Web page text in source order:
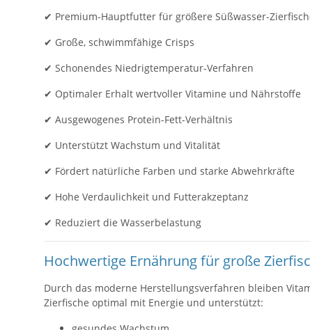
✔ Premium-Hauptfutter für größere Süßwasser-
✔ Große, schwimmfähige Crisps
✔ Schonendes Niedrigtemperatur-Verfahren
✔ Optimaler Erhalt wertvoller Vitamine und Nährstoffe
✔ Ausgewogenes Protein-Fett-Verhältnis
✔ Unterstützt Wachstum und Vitalität
✔ Fördert natürliche Farben und starke Abwehrkräfte
✔ Hohe Verdaulichkeit und Futterakzeptanz
✔ Reduziert die Wasserbelastung
Hochwertige Ernährung für große
Durch das moderne Herstellungsverfahren bleiben
Zierfische optimal mit Energie und unterstützt: